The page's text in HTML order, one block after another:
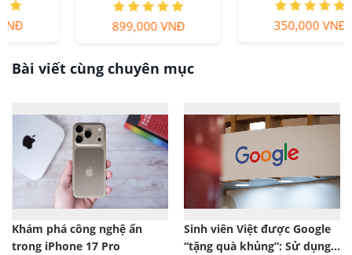
899,000 VNĐ 350,000 VNĐ
Bài viết cùng chuyên mục
Khám phá công nghệ ẩn
trong iPhone 17 Pro
Sinh viên Việt được Google
“tặng quà khủng”: Sử dụng